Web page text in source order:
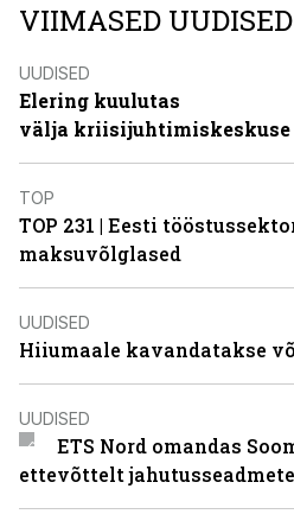
VIIMASED UUDISED
UUDISED
Elering kuulutas
välja kriisijuhtimiskeskuse
TOP
TOP 231 | Eesti
maksuvõlglased
UUDISED
Hiiumaale kavandatakse
UUDISED
ETS Nord omandas
ettevõttelt